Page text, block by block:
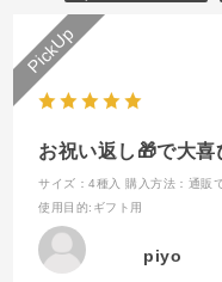
お祝い返し🎁で大喜
サイズ：4種入 購入方法：通販
使用目的:ギフト用
piyo